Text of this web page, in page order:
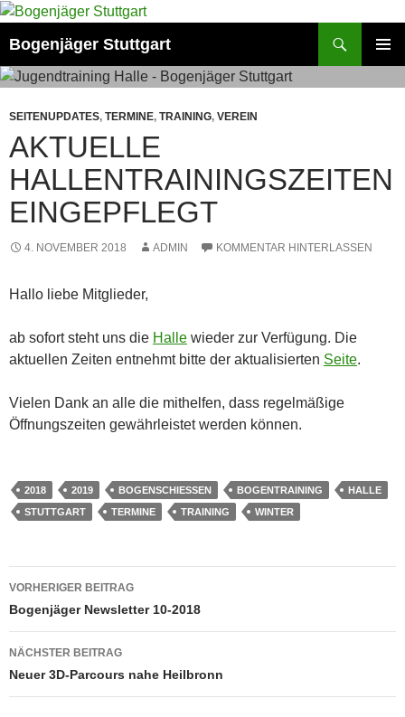
Zum
springen
Bogenjäger Stuttgart
SEITENUPDATES, TERMINE, TRAINING, VEREIN
AKTUELLE
HALLENTRAININGSZEITEN
EINGEPFLEGT
4. NOVEMBER 2018 ADMIN KOMMENTAR HINTERLASSEN
Hallo liebe Mitglieder,
ab sofort steht uns die Halle wieder zur Verfügung. Die
aktuellen Zeiten entnehmt bitte der aktualisierten Seite.
Vielen Dank an alle die mithelfen, dass regelmäßige
Öffnungszeiten gewährleistet werden können.
2018 2019 BOGENSCHIESSEN BOGENTRAINING
HALLE
STUTTGART
TERMINE TRAINING WINTER
Beitragsnavigation
VORHERIGER BEITRAG
Bogenjäger Newsletter 10-2018
NÄCHSTER BEITRAG
Neuer 3D-Parcours nahe Heilbronn